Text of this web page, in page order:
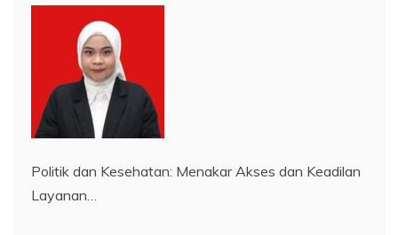
Politik dan Kesehatan: Menakar Akses dan Keadilan
Layanan…